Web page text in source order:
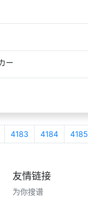
ー
4183 4184 4185
友情链接
为你搜谱